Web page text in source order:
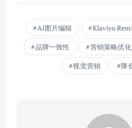
AI图片编辑 Klaviyo
品牌一致性 营销策略优化
视觉营销 降